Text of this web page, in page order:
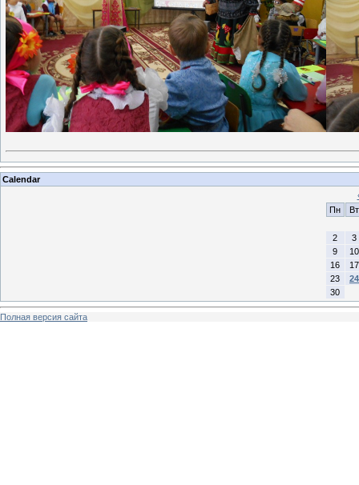
Calendar
Пн
Вт
2
3
9
10
16
17
23
24
30
Полная версия сайта